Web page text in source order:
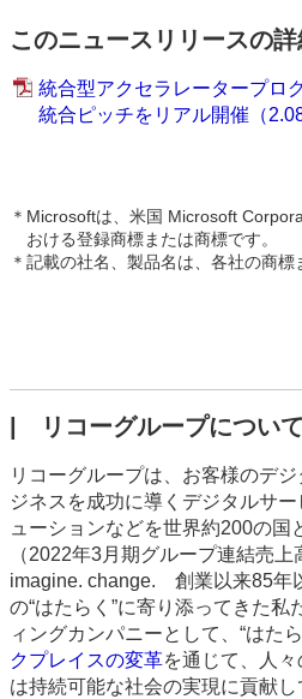
このニュースリリースの詳
統合型アクセラレータープロ
統合ピッチをリアル開催（
＊ Microsoftは、米国 Microsoft
おける登録商標または商標です。
＊ 記載の社名、製品名は、各社の商標
| リコーグループについ
リコーグループは、お客様のデ
ジネスを成功に導くデジタルサ
ューションなどを世界約200の国
（2022年3月期グループ連結売上
imagine. change. 創業以来85年
の“はたらく”に寄り添ってきた
ィングカンパニーとして、“はた
クプレイスの変革を通じて、人
は持続可能な社会の実現に貢献し